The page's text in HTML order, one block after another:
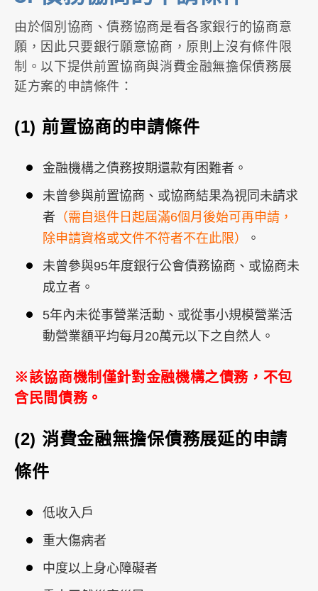
由於個別協商、債務協商是看各家銀行的協商意
願，因此只要銀行願意協商，原則上沒有條件限
制。以下提供前置協商與消費金融無擔保債務展
延方案的申請條件：
(1) 前置協商的申請條件
金融機構之債務按期還款有困難者。
未曾參與前置協商、或協商結果為視同未請求
者 （需自退件日起屆滿6個月後始可再申請，
除申請資格或文件不符者不在此限）
。
未曾參與95年度銀行公會債務協商、或協商未
成立者。
5年內未從事營業活動、或從事小規模營業活
動營業額平均每月20萬元以下之自然人。
※該協商機制僅針對金融機構之債務，不包
含民間債務。
(2) 消費金融無擔保債務展延的申請
條件
低收入戶
重大傷病者
中度以上身心障礙者